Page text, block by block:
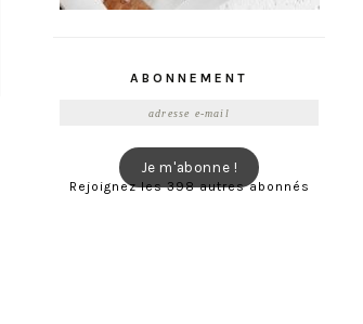
ABONNEMENT
Je m'abonne !
Rejoignez les 398 autres abonnés